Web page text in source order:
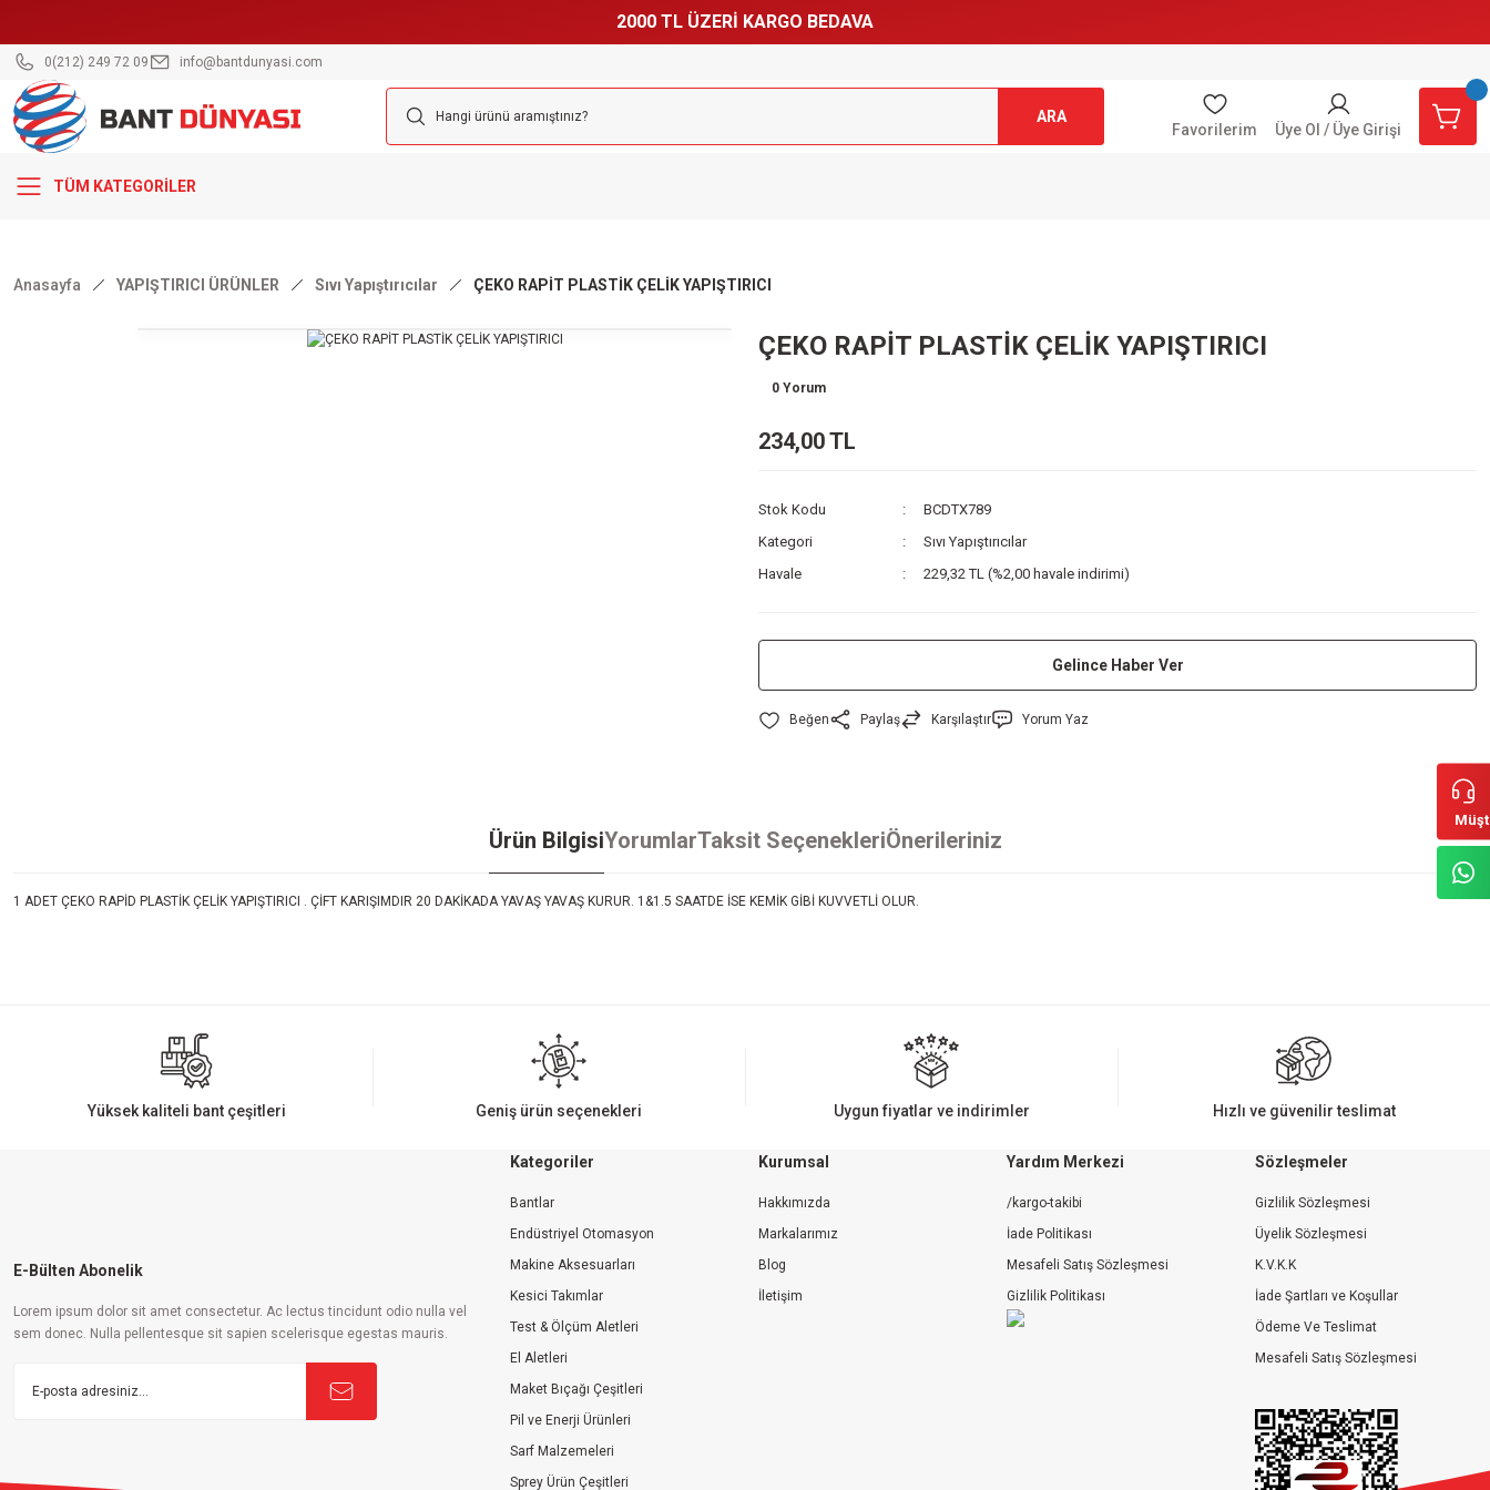
2000 TL ÜZERİ KARGO BEDAVA
0(212) 249 72 09 info@bantdunyasi.com
ARA
Favorilerim Üye Ol / Üye Girişi
TÜM KATEGORİLER
Anasayfa YAPIŞTIRICI ÜRÜNLER Sıvı Yapıştırıcılar ÇEKO RAPİT PLASTİK ÇELİK YAPIŞTIRICI
ÇEKO RAPİT PLASTİK ÇELİK YAPIŞTIRICI
0 Yorum
234,00 TL
Stok Kodu
BCDTX789
Kategori
Sıvı Yapıştırıcılar
Havale
229,32 TL (%2,00 havale indirimi)
Gelince Haber Ver
Paylaş Karşılaştır Yorum Yaz
Ürün BilgisiYorumlarTaksit SeçenekleriÖnerileriniz
1 ADET ÇEKO RAPİD PLASTİK ÇELİK YAPIŞTIRICI . ÇİFT KARIŞIMDIR 20 DAKİKADA YAVAŞ YAVAŞ KURUR. 1&1.5 SAATDE İSE KEMİK GİBİ KUVVETLİ OLUR.
Ürün resmi kalitesiz, bozuk veya görüntülenemiyor.
Ürün açıklamasında eksik bilgiler bulunuyor.
Gönder
Yüksek kaliteli bant çeşitleri Geniş ürün seçenekleri Uygun fiyatlar ve indirimler Hızlı ve güvenilir teslimat
E-Bülten Abonelik
Lorem ipsum dolor sit amet consectetur. Ac lectus tincidunt odio nulla vel
sem donec. Nulla pellentesque sit sapien scelerisque egestas mauris.
Kategoriler
Bantlar
Endüstriyel Otomasyon
Makine Aksesuarları
Kesici Takımlar
Test & Ölçüm Aletleri
El Aletleri
Maket Bıçağı Çeşitleri
Pil ve Enerji Ürünleri
Sarf Malzemeleri
Sprey Ürün Çeşitleri
Kurumsal
Hakkımızda
Markalarımız
Blog
İletişim
Yardım Merkezi
/kargo-takibi
İade Politikası
Mesafeli Satış Sözleşmesi
Gizlilik Politikası
Sözleşmeler
Gizlilik Sözleşmesi
Üyelik Sözleşmesi
K.V.K.K
İade Şartları ve Koşullar
Ödeme Ve Teslimat
Mesafeli Satış Sözleşmesi